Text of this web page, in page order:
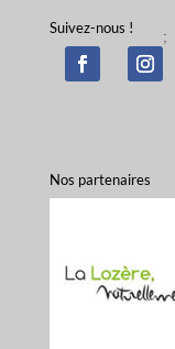
Suivez-nous ! ;
Nos partenaires